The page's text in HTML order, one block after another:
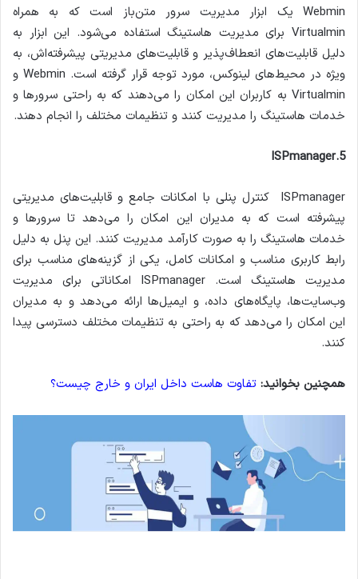
Webmin یک ابزار مدیریت سرور متن‌باز است که به همراه
Virtualmin برای مدیریت هاستینگ استفاده می‌شود. این ابزار به
دلیل قابلیت‌های انعطاف‌پذیر و قابلیت‌های مدیریتی پیشرفته‌اش، به
ویژه در محیط‌های لینوکس، مورد توجه قرار گرفته است. Webmin و
Virtualmin به کاربران این امکان را می‌دهند که به راحتی سرورها و
خدمات هاستینگ را مدیریت کنند و تنظیمات مختلف را انجام دهند.
5.ISPmanager
ISPmanager کنترل پنلی با امکانات جامع و قابلیت‌های مدیریتی
پیشرفته است که به مدیران این امکان را می‌دهد تا سرورها و
خدمات هاستینگ را به صورت کارآمد مدیریت کنند. این پنل به دلیل
رابط کاربری مناسب و امکانات کامل، یکی از گزینه‌های مناسب برای
مدیریت هاستینگ است. ISPmanager امکاناتی برای مدیریت
وب‌سایت‌ها، پایگاه‌های داده، و ایمیل‌ها ارائه می‌دهد و به مدیران
این امکان را می‌دهد که به راحتی به تنظیمات مختلف دسترسی پیدا
کنند.
همچنین بخوانید: تفاوت هاست داخل ایران و خارج چیست؟